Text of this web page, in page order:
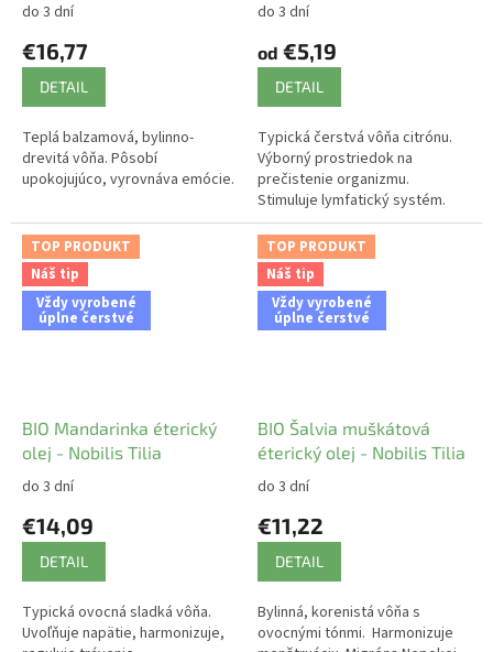
do 3 dní
€16,77
DETAIL
Teplá balzamová, bylinno-
drevitá vôňa. Pôsobí
upokojujúco, vyrovnáva emócie.
do 3 dní
od €5,19
DETAIL
Typická čerstvá vôňa citrónu.
Výborný prostriedok na
prečistenie organizmu.
Stimuluje lymfatický systém.
TOP PRODUKT
Náš tip
Vždy vyrobené
úplne čerstvé
BIO Mandarinka éterický
olej - Nobilis Tilia
do 3 dní
€14,09
DETAIL
Typická ovocná sladká vôňa.
Uvoľňuje napätie, harmonizuje,
TOP PRODUKT
Náš tip
Vždy vyrobené
úplne čerstvé
BIO Šalvia muškátová
éterický olej - Nobilis Tilia
do 3 dní
€11,22
DETAIL
Bylinná, korenistá vôňa s
ovocnými tónmi. Harmonizuje